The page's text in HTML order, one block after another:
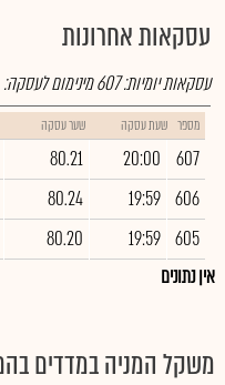
עסקאות אחרונות
עסקאות יומיות:607מינימום לעסקה:
מספר שעת עסקה שער עסקה
607
20:00
80.21
606
19:59
80.24
605
19:59
80.20
אין נתונים
משקל המניה במדדים